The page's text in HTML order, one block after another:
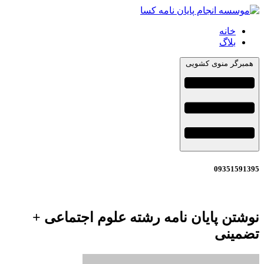
خانه
بلاگ
منوی کشویی
پایان نامه رشته علوم اجتماعی +